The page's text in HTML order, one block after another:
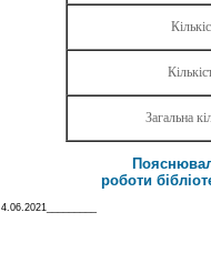
Загальна
роботи
4.06.2021_________